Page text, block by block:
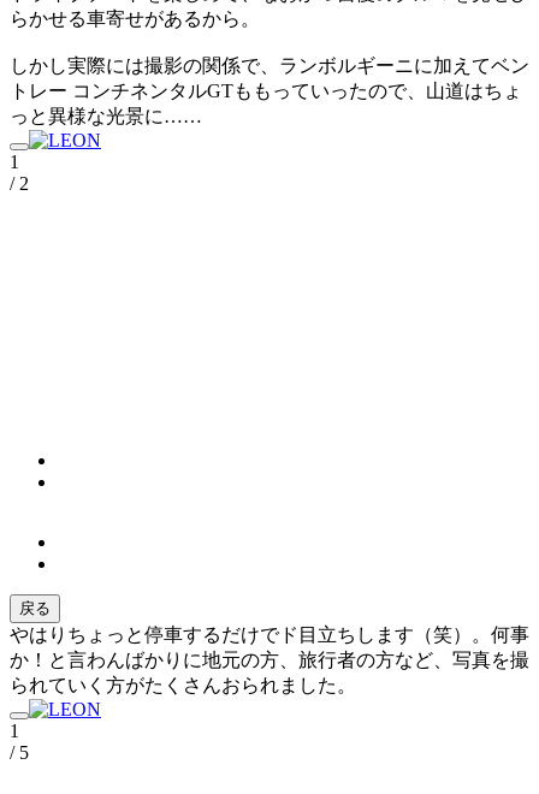
らかせる車寄せがあるから。
しかし実際には撮影の関係で、ランボルギーニに加えてベン
トレー コンチネンタルGTももっていったので、山道はちょ
っと異様な光景に……
1
/ 2
戻る
やはりちょっと停車するだけでド目立ちします（笑）。何事
か！と言わんばかりに地元の方、旅行者の方など、写真を撮
られていく方がたくさんおられました。
1
/ 5